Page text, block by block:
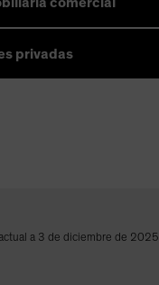
a 3 de diciembre de 2025